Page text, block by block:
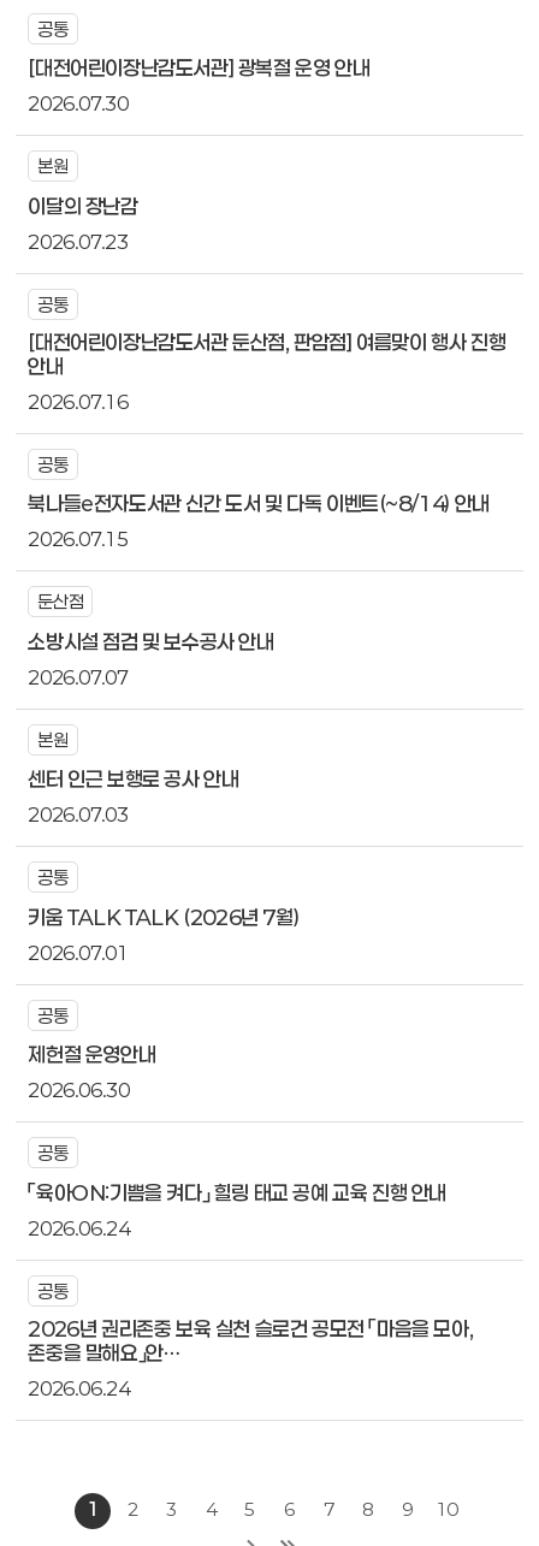
공통
[대전어린이장난감도서관] 광복절 운영 안내
2026.07.30
본원
이달의 장난감
2026.07.23
공통
[대전어린이장난감도서관 둔산점, 판암점] 여름맞이 행사 진행
안내
2026.07.16
공통
북나들e전자도서관 신간 도서 및 다독 이벤트(~8/14) 안내
2026.07.15
둔산점
소방시설 점검 및 보수공사 안내
2026.07.07
본원
센터 인근 보행로 공사 안내
2026.07.03
공통
키움 TALK TALK (2026년 7월)
2026.07.01
공통
제헌절 운영안내
2026.06.30
공통
「육아ON:기쁨을 켜다」 힐링 태교 공예 교육 진행 안내
2026.06.24
공통
2026년 권리존중 보육 실천 슬로건 공모전 「마음을 모아,
존중을 말해요」안…
2026.06.24
1 2 3 4 5 6 7 8 9 10